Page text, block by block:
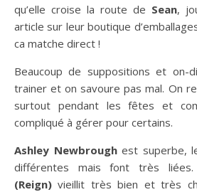
qu’elle croise la route de Sean,
article sur leur boutique
ca matche direct !
Beaucoup de suppositions et
trainer et on savoure pas mal. On
surtout pendant les fêtes et
compliqué à gérer pour certains.
Ashley Newbroughest superbe,
différentes mais font très liées.
(Reign) vieillit très bien et très